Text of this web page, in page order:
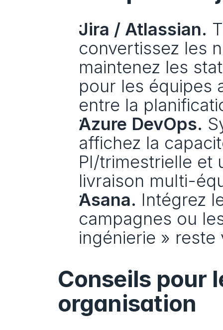
Jira / Atlassian.
convertissez les
maintenez les
pour les équipes
entre la
Azure DevOps.
affichez la
PI/trimestrielle et
livraison multi-
Asana. Intégrez
campagnes ou
ingénierie »
Conseils pour
organisation